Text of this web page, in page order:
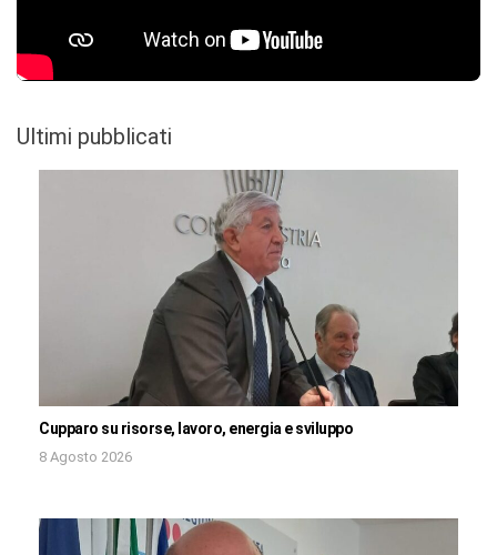
Ultimi pubblicati
Cupparo su risorse, lavoro, energia e sviluppo
8 Agosto 2026